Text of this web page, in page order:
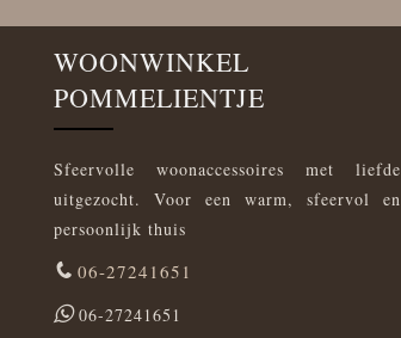
WOONWINKEL
POMMELIENTJE
Sfeervolle woonaccessoires met liefde
uitgezocht. Voor een warm, sfeervol en
persoonlijk thuis
06-27241651
06-27241651